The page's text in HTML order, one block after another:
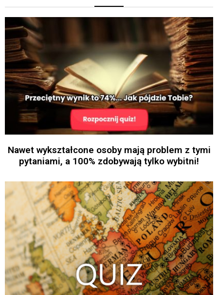
Nawet wykształcone osoby mają problem z tymi
pytaniami, a 100% zdobywają tylko wybitni!